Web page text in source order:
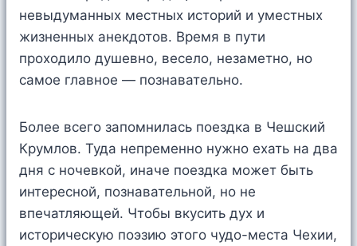
невыдуманных местных историй и уместных
жизненных анекдотов. Время в пути
проходило душевно, весело, незаметно, но
самое главное — познавательно.
Более всего запомнилась поездка в Чешский
Крумлов. Туда непременно нужно ехать на два
дня с ночевкой, иначе поездка может быть
интересной, познавательной, но не
впечатляющей. Чтобы вкусить дух и
историческую поэзию этого чудо-места Чехии,